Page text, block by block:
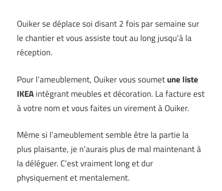
Ouiker se déplace soi disant 2 fois par semaine sur
le chantier et vous assiste tout au long jusqu’à la
réception.
Pour l’ameublement, Ouiker vous soumetune liste
IKEAintégrant meubles et décoration. La facture est
à votre nom et vous faites un virement à Ouiker.
Même si l’ameublement semble être la partie la
plus plaisante, je n’aurais plus de mal maintenant à
la déléguer. C’est vraiment long et dur
physiquement et mentalement.